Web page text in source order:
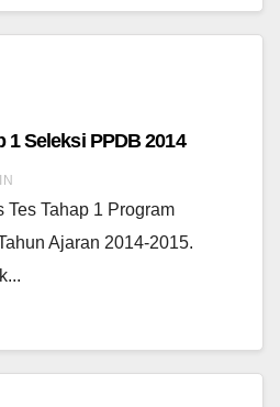
Seleksi PPDB 2014
Tes Tahap 1 Program
Ajaran 2014-2015.